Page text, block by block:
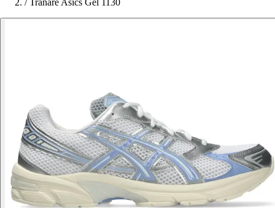
/ Tränare Asics Gel 1130